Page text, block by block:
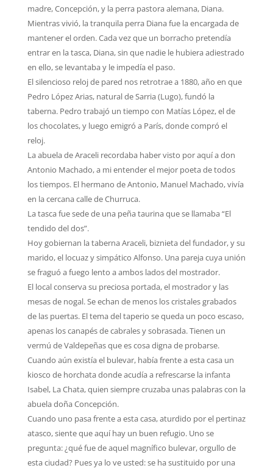
madre, Concepción, y la perra pastora alemana, Diana.
Mientras vivió, la tranquila perra Diana fue la encargada de
mantener el orden. Cada vez que un borracho pretendía
entrar en la tasca, Diana, sin que nadie le hubiera adiestrado
en ello, se levantaba y le impedía el paso.
El silencioso reloj de pared nos retrotrae a 1880, año en que
Pedro López Arias, natural de Sarria (Lugo), fundó la
taberna. Pedro trabajó un tiempo con Matías López, el de
los chocolates, y luego emigró a París, donde compró el
reloj.
La abuela de Araceli recordaba haber visto por aquí a don
Antonio Machado, a mi entender el mejor poeta de todos
los tiempos. El hermano de Antonio, Manuel Machado, vivía
en la cercana calle de Churruca.
La tasca fue sede de una peña taurina que se llamaba “El
tendido del dos”.
Hoy gobiernan la taberna Araceli, biznieta del fundador, y su
marido, el locuaz y simpático Alfonso. Una pareja cuya unión
se fraguó a fuego lento a ambos lados del mostrador.
El local conserva su preciosa portada, el mostrador y las
mesas de nogal. Se echan de menos los cristales grabados
de las puertas. El tema del taperio se queda un poco escaso,
apenas los canapés de cabrales y sobrasada. Tienen un
vermú de Valdepeñas que es cosa digna de probarse.
Cuando aún existía el bulevar, había frente a esta casa un
kiosco de horchata donde acudía a refrescarse la infanta
Isabel, La Chata, quien siempre cruzaba unas palabras con la
abuela doña Concepción.
Cuando uno pasa frente a esta casa, aturdido por el pertinaz
atasco, siente que aquí hay un buen refugio. Uno se
pregunta: ¿qué fue de aquel magnífico bulevar, orgullo de
esta ciudad? Pues ya lo ve usted: se ha sustituido por una